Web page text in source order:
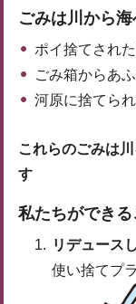
ごみは川から海
ポイ捨てされ
ごみ箱からあ
河原に捨てら
これらのごみは
す
私たちができる
リデュース
使い捨てプ